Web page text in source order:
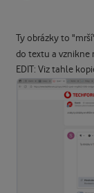
Ty obrázky to
do textu a vznikne
EDIT: Viz tahle